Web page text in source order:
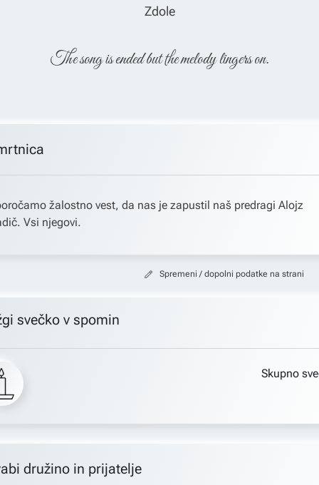
Zdole
The song is ended but the melody lingers on.
žalostno vest, da nas je zapustil naš predragi Alojz
Vsi njegovi.
Spremeni / dopolni podatke na strani
svečko v spomin
Skupno
družino in prijatelje